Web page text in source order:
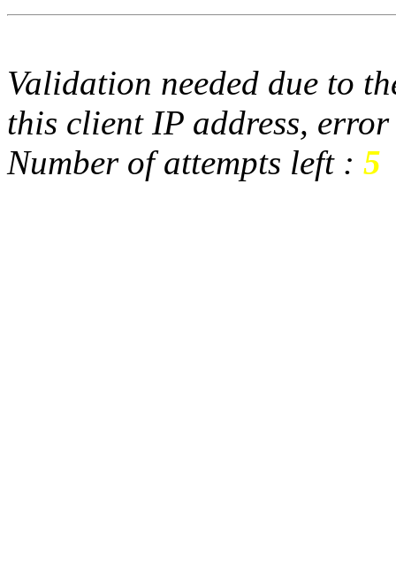
Validation needed due to
this client IP address,
Number of attempts left : 5